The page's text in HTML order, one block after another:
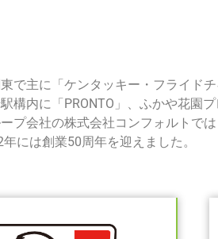
で主に「ケンタッキー・フライド
構内に「PRONTO」、ふかや花園
プ会社の株式会社コンフォルトで
には創業50周年を迎えました。